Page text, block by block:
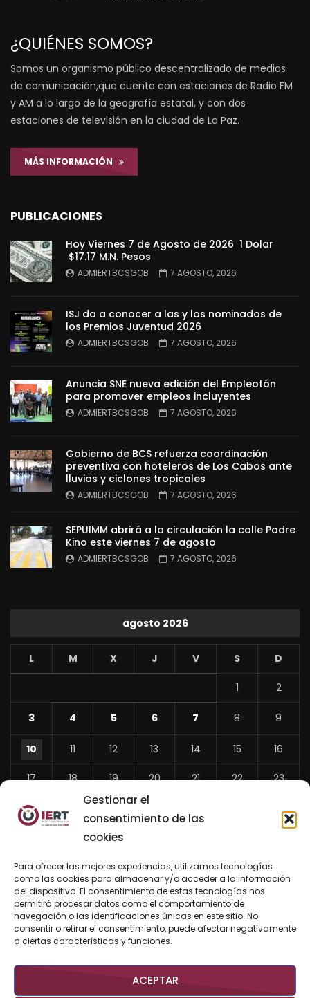
Gestionar el
consentimiento de las
cookies
Para ofrecer las mejores experiencias, utilizamos tecnologías
como las cookies para almacenar y/o acceder a la información
del dispositivo. El consentimiento de estas tecnologías nos
permitirá procesar datos como el comportamiento de
navegación o las identificaciones únicas en este sitio. No
consentir o retirar el consentimiento, puede afectar negativamente
a ciertas características y funciones.
ACEPTAR
¿QUIÉNES SOMOS?
Somos un organismo público descentralizado de medios
de comunicación,que cuenta con estaciones de Radio FM
y AM a lo largo de la geografía estatal, y con dos
estaciones de televisión en la ciudad de La Paz.
MÁS INFORMACIÓN
PUBLICACIONES
Hoy Viernes 7 de Agosto de 2026 1 Dolar
$17.17 M.N. Pesos
ADMIERTBCSGOB 7 AGOSTO, 2026
ISJ da a conocer a las y los nominados de
los Premios Juventud 2026
ADMIERTBCSGOB 7 AGOSTO, 2026
Anuncia SNE nueva edición del Empleotón
para promover empleos incluyentes
ADMIERTBCSGOB 7 AGOSTO, 2026
Gobierno de BCS refuerza coordinación
preventiva con hoteleros de Los Cabos ante
lluvias y ciclones tropicales
ADMIERTBCSGOB 7 AGOSTO, 2026
SEPUIMM abrirá a la circulación la calle Padre
Kino este viernes 7 de agosto
ADMIERTBCSGOB 7 AGOSTO, 2026
agosto 2026
L M X J V S D
1 2
3 4 5 6 7 8 9
10 11 12 13 14 15 16
17 18 19 20 21 22 23
24 26 27
«
Jul
BUSCAR AHORA